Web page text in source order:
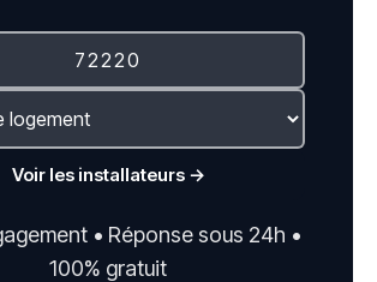
Voir les installateurs →
• Réponse sous 24h •
100% gratuit